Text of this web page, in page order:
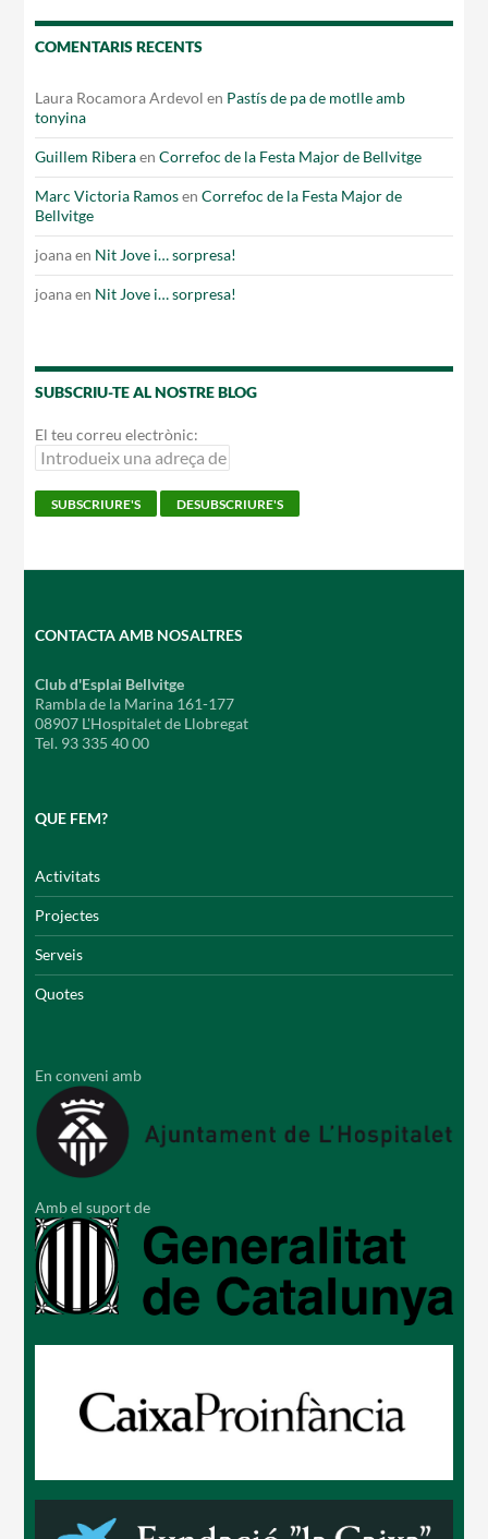
COMENTARIS RECENTS
Laura Rocamora Ardevol en Pastís de pa de motlle amb
tonyina
Guillem RiberaenCorrefoc de la Festa Major de Bellvitge
Marc Victoria RamosenCorrefoc de la Festa Major de
Bellvitge
joanaen Nit Jove i… sorpresa!
joanaen Nit Jove i… sorpresa!
SUBSCRIU-TE AL NOSTRE BLOG
El teu correu electrònic:
CONTACTA AMB NOSALTRES
Club d'Esplai Bellvitge
Rambla de la Marina 161-177
08907 L'Hospitalet de Llobregat
Tel. 93 335 40 00
QUE FEM?
Activitats
Projectes
Serveis
Quotes
En conveni amb
Amb el suport de